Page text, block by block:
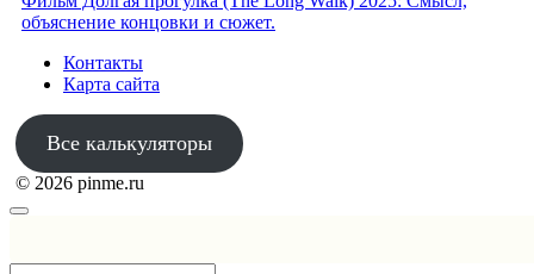
объяснение концовки и сюжет.
Контакты
Карта сайта
Все калькуляторы
© 2026 pinme.ru